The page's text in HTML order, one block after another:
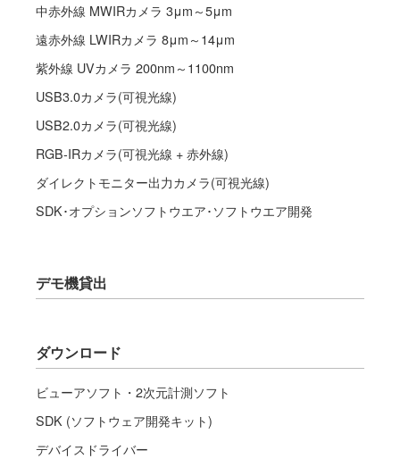
中赤外線 MWIRカメラ 3μm～5μm
遠赤外線 LWIRカメラ 8μm～14μm
紫外線 UVカメラ 200nm～1100nm
USB3.0カメラ(可視光線)
USB2.0カメラ(可視光線)
RGB-IRカメラ(可視光線 + 赤外線)
ダイレクトモニター出力カメラ(可視光線)
SDK･オプションソフトウエア･ソフトウエア開発
デモ機貸出
ダウンロード
ビューアソフト・2次元計測ソフト
SDK (ソフトウェア開発キット)
デバイスドライバー